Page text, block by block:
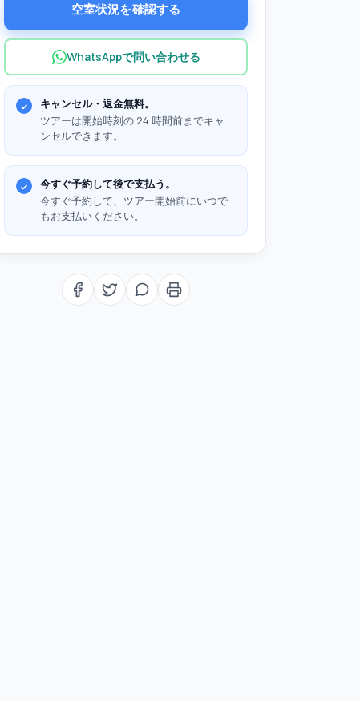
空室状況を確認する
WhatsAppで問い合わせる
キャンセル・返金無料。
ツアーは開始時刻の 24 時間前までキャ
ンセルできます。
今すぐ予約して後で支払う。
今すぐ予約して、ツアー開始前にいつで
もお支払いください。